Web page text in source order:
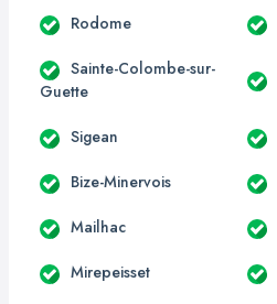
Rodome
Sainte-Colombe-sur-
Guette
Sigean
Bize-Minervois
Mailhac
Mirepeisset